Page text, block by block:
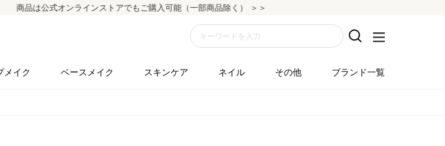
商品は公式オンラインストアでもご購入可能（一部商品除く） ＞＞
メイク ベースメイク スキンケア ネイル その他 ブランド一覧